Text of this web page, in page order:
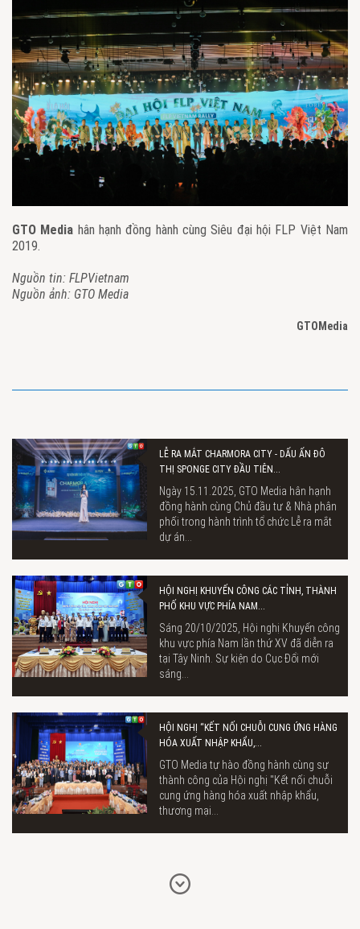
GTO Media hân hạnh đồng hành cùng Siêu đại hội FLP Việt Nam
2019.
Nguồn tin: FLPVietnam
Nguồn ảnh: GTO Media
GTOMedia
LỄ RA MẮT CHARMORA CITY - DẤU ẤN ĐÔ
THỊ SPONGE CITY ĐẦU TIÊN...
Ngày 15.11.2025, GTO Media hân hạnh
đồng hành cùng Chủ đầu tư & Nhà phân
phối trong hành trình tổ chức Lễ ra mắt
dự án...
HỘI NGHỊ KHUYẾN CÔNG CÁC TỈNH, THÀNH
PHỐ KHU VỰC PHÍA NAM...
Sáng 20/10/2025, Hội nghị Khuyến công
khu vực phía Nam lần thứ XV đã diễn ra
tại Tây Ninh. Sự kiện do Cục Đổi mới
sáng...
HỘI NGHỊ “KẾT NỐI CHUỖI CUNG ỨNG HÀNG
HÓA XUẤT NHẬP KHẨU,...
GTO Media tự hào đồng hành cùng sự
thành công của Hội nghị "Kết nối chuỗi
cung ứng hàng hóa xuất nhập khẩu,
thương mại...